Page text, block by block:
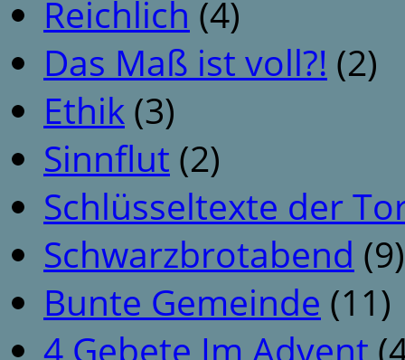
Reichlich (4)
Das Maß ist voll?! (2)
Ethik (3)
Sinnflut (2)
Schlüsseltexte der
Schwarzbrotabend (9)
Bunte Gemeinde (11)
4 Gebete Im Advent